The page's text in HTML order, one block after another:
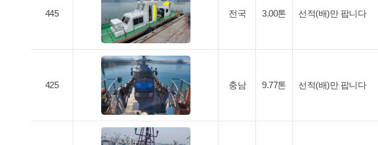
445 전국 3.00톤 선적(배)만 팝니다
425 충남 9.77톤 선적(배)만 팝니다